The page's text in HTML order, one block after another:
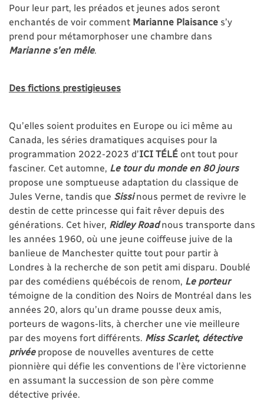
Pour leur part, les préados et jeunes ados seront
enchantés de voir comment Marianne Plaisance s’y
prend pour métamorphoser une chambre dans
Marianne s’en mêle.
Des fictions prestigieuses
Qu’elles soient produites en Europe ou ici même au
Canada, les séries dramatiques acquises pour la
programmation 2022-2023 d’ICI TÉLÉ ont tout pour
fasciner. Cet automne, Le tour du monde en 80 jours
propose une somptueuse adaptation du classique de
Jules Verne, tandis que Sissinous permet de revivre le
destin de cette princesse qui fait rêver depuis des
générations. Cet hiver, Ridley Roadnous transporte dans
les années 1960, où une jeune coiffeuse juive de la
banlieue de Manchester quitte tout pour partir à
Londres à la recherche de son petit ami disparu. Doublé
par des comédiens québécois de renom, Le porteur
témoigne de la condition des Noirs de Montréal dans les
années 20, alors qu’un drame pousse deux amis,
porteurs de wagons-lits, à chercher une vie meilleure
par des moyens fort différents. Miss Scarlet, détective
privée propose de nouvelles aventures de cette
pionnière qui défie les conventions de l’ère victorienne
en assumant la succession de son père comme
détective privée.